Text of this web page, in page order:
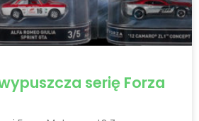
serię Forza